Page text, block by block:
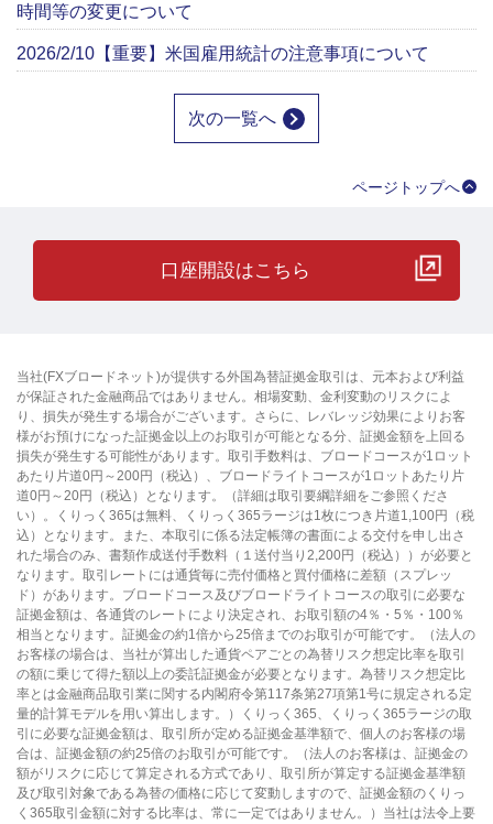
時間等の変更について
2026/2/10【重要】米国雇用統計の注意事項について
次の一覧へ
ページトップへ
口座開設はこちら
当社(FXブロードネット)が提供する外国為替証拠金取引は、元本および利益
が保証された金融商品ではありません。相場変動、金利変動のリスクによ
り、損失が発生する場合がございます。さらに、レバレッジ効果によりお客
様がお預けになった証拠金以上のお取引が可能となる分、証拠金額を上回る
損失が発生する可能性があります。取引手数料は、ブロードコースが1ロット
あたり片道0円～200円（税込）、ブロードライトコースが1ロットあたり片
道0円～20円（税込）となります。（詳細は取引要綱詳細をご参照くださ
い）。くりっく365は無料、くりっく365ラージは1枚につき片道1,100円（税
込）となります。また、本取引に係る法定帳簿の書面による交付を申し出さ
れた場合のみ、書類作成送付手数料（１送付当り2,200円（税込））が必要と
なります。取引レートには通貨毎に売付価格と買付価格に差額（スプレッ
ド）があります。ブロードコース及びブロードライトコースの取引に必要な
証拠金額は、各通貨のレートにより決定され、お取引額の4％・5％・100％
相当となります。証拠金の約1倍から25倍までのお取引が可能です。（法人の
お客様の場合は、当社が算出した通貨ペアごとの為替リスク想定比率を取引
の額に乗じて得た額以上の委託証拠金が必要となります。為替リスク想定比
率とは金融商品取引業に関する内閣府令第117条第27項第1号に規定される定
量的計算モデルを用い算出します。）くりっく365、くりっく365ラージの取
引に必要な証拠金額は、取引所が定める証拠金基準額で、個人のお客様の場
合は、証拠金額の約25倍のお取引が可能です。（法人のお客様は、証拠金の
額がリスクに応じて算定される方式であり、取引所が算定する証拠金基準額
及び取引対象である為替の価格に応じて変動しますので、証拠金額のくりっ
く365取引金額に対する比率は、常に一定ではありません。）当社は法令上要